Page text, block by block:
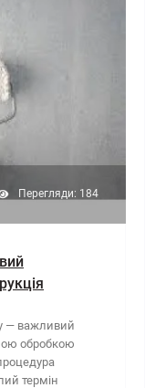
Перегляди: 184
— важливий
обробкою
термін